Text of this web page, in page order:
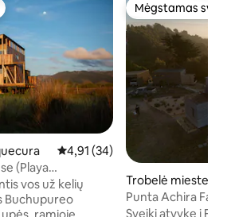
Vidutinis įvertinimas: 4,91 iš 5,
4,91 (34)
(Playa
vos už kelių
Buchupureo
Mėgstamas
Mėgstamas
Trobelė mieste
Punta Achira Faro
Sveiki atvykę į